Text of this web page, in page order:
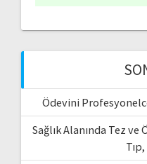
Ödevini
Sağlık Alanında Tez